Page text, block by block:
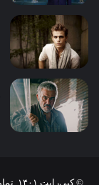
© کپی‌رایت ۱۴۰۱, تمامی حقوق وب سایت متعلق به کاشمر سلام می باشد |